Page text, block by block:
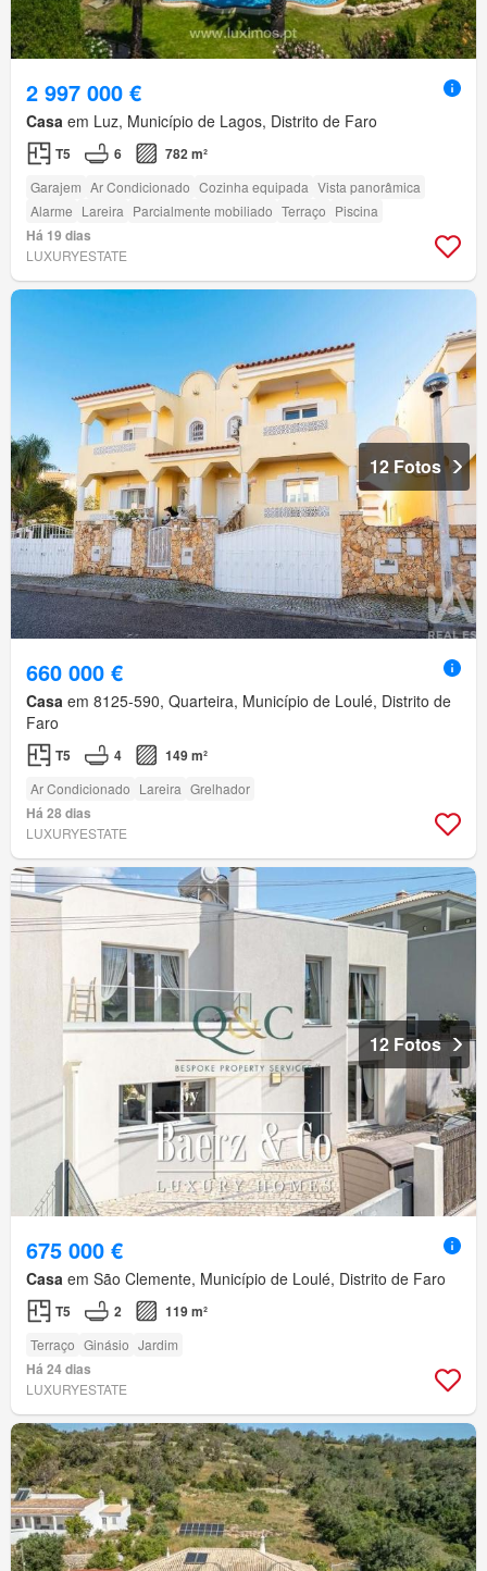
2 997 000 €
Casa em Luz, Município de Lagos, Distrito de Faro
T5 6 782 m²
Garajem Ar Condicionado Cozinha equipada Vista panorâmica
Alarme Lareira Parcialmente mobiliado Terraço Piscina
Há 19 dias
LUXURYESTATE
12 Fotos
660 000 €
Casa em 8125-590, Quarteira, Município de Loulé, Distrito de
Faro
T5 4 149 m²
Ar Condicionado Lareira Grelhador
Há 28 dias
LUXURYESTATE
12 Fotos
675 000 €
Casa em São Clemente, Município de Loulé, Distrito de Faro
T5 2 119 m²
Terraço Ginásio Jardim
Há 24 dias
LUXURYESTATE